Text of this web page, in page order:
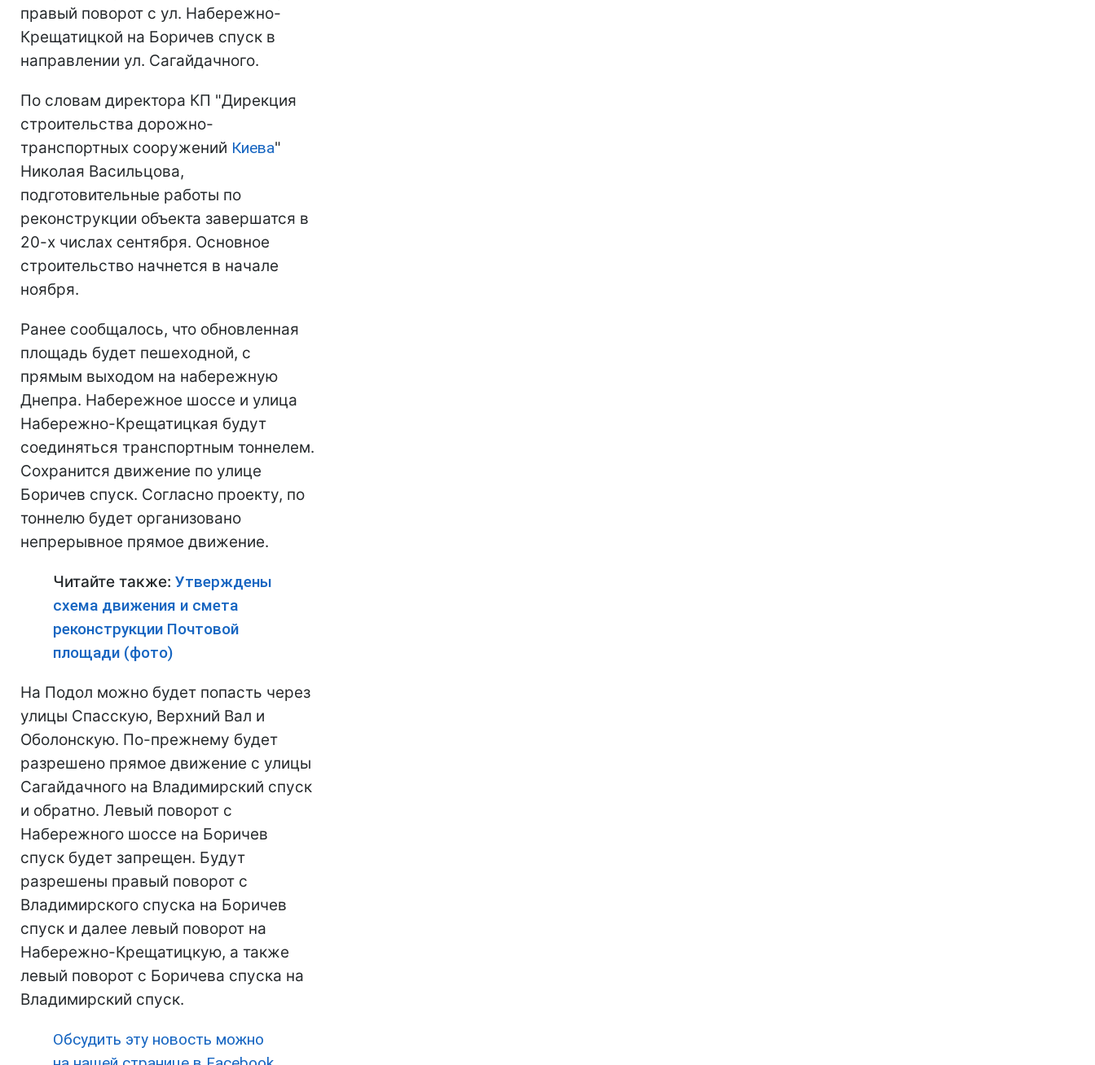
правый поворот с ул. Набережно-
Крещатицкой на Боричев спуск в
направлении ул. Сагайдачного.
По словам директора КП "Дирекция
строительства дорожно-
транспортных сооружений Киева"
Николая Васильцова,
подготовительные работы по
реконструкции объекта завершатся в
20-х числах сентября. Основное
строительство начнется в начале
ноября.
Ранее сообщалось, что обновленная
площадь будет пешеходной, с
прямым выходом на набережную
Днепра. Набережное шоссе и улица
Набережно-Крещатицкая будут
соединяться транспортным тоннелем.
Сохранится движение по улице
Боричев спуск. Согласно проекту, по
тоннелю будет организовано
непрерывное прямое движение.
Читайте также: Утверждены
схема движения и смета
реконструкции Почтовой
площади (фото)
На Подол можно будет попасть через
улицы Спасскую, Верхний Вал и
Оболонскую. По-прежнему будет
разрешено прямое движение с улицы
Сагайдачного на Владимирский спуск
и обратно. Левый поворот с
Набережного шоссе на Боричев
спуск будет запрещен. Будут
разрешены правый поворот с
Владимирского спуска на Боричев
спуск и далее левый поворот на
Набережно-Крещатицкую, а также
левый поворот с Боричева спуска на
Владимирский спуск.
Обсудить эту новость можно